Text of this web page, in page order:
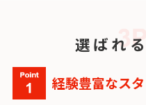
選ばれる
経験豊富なス